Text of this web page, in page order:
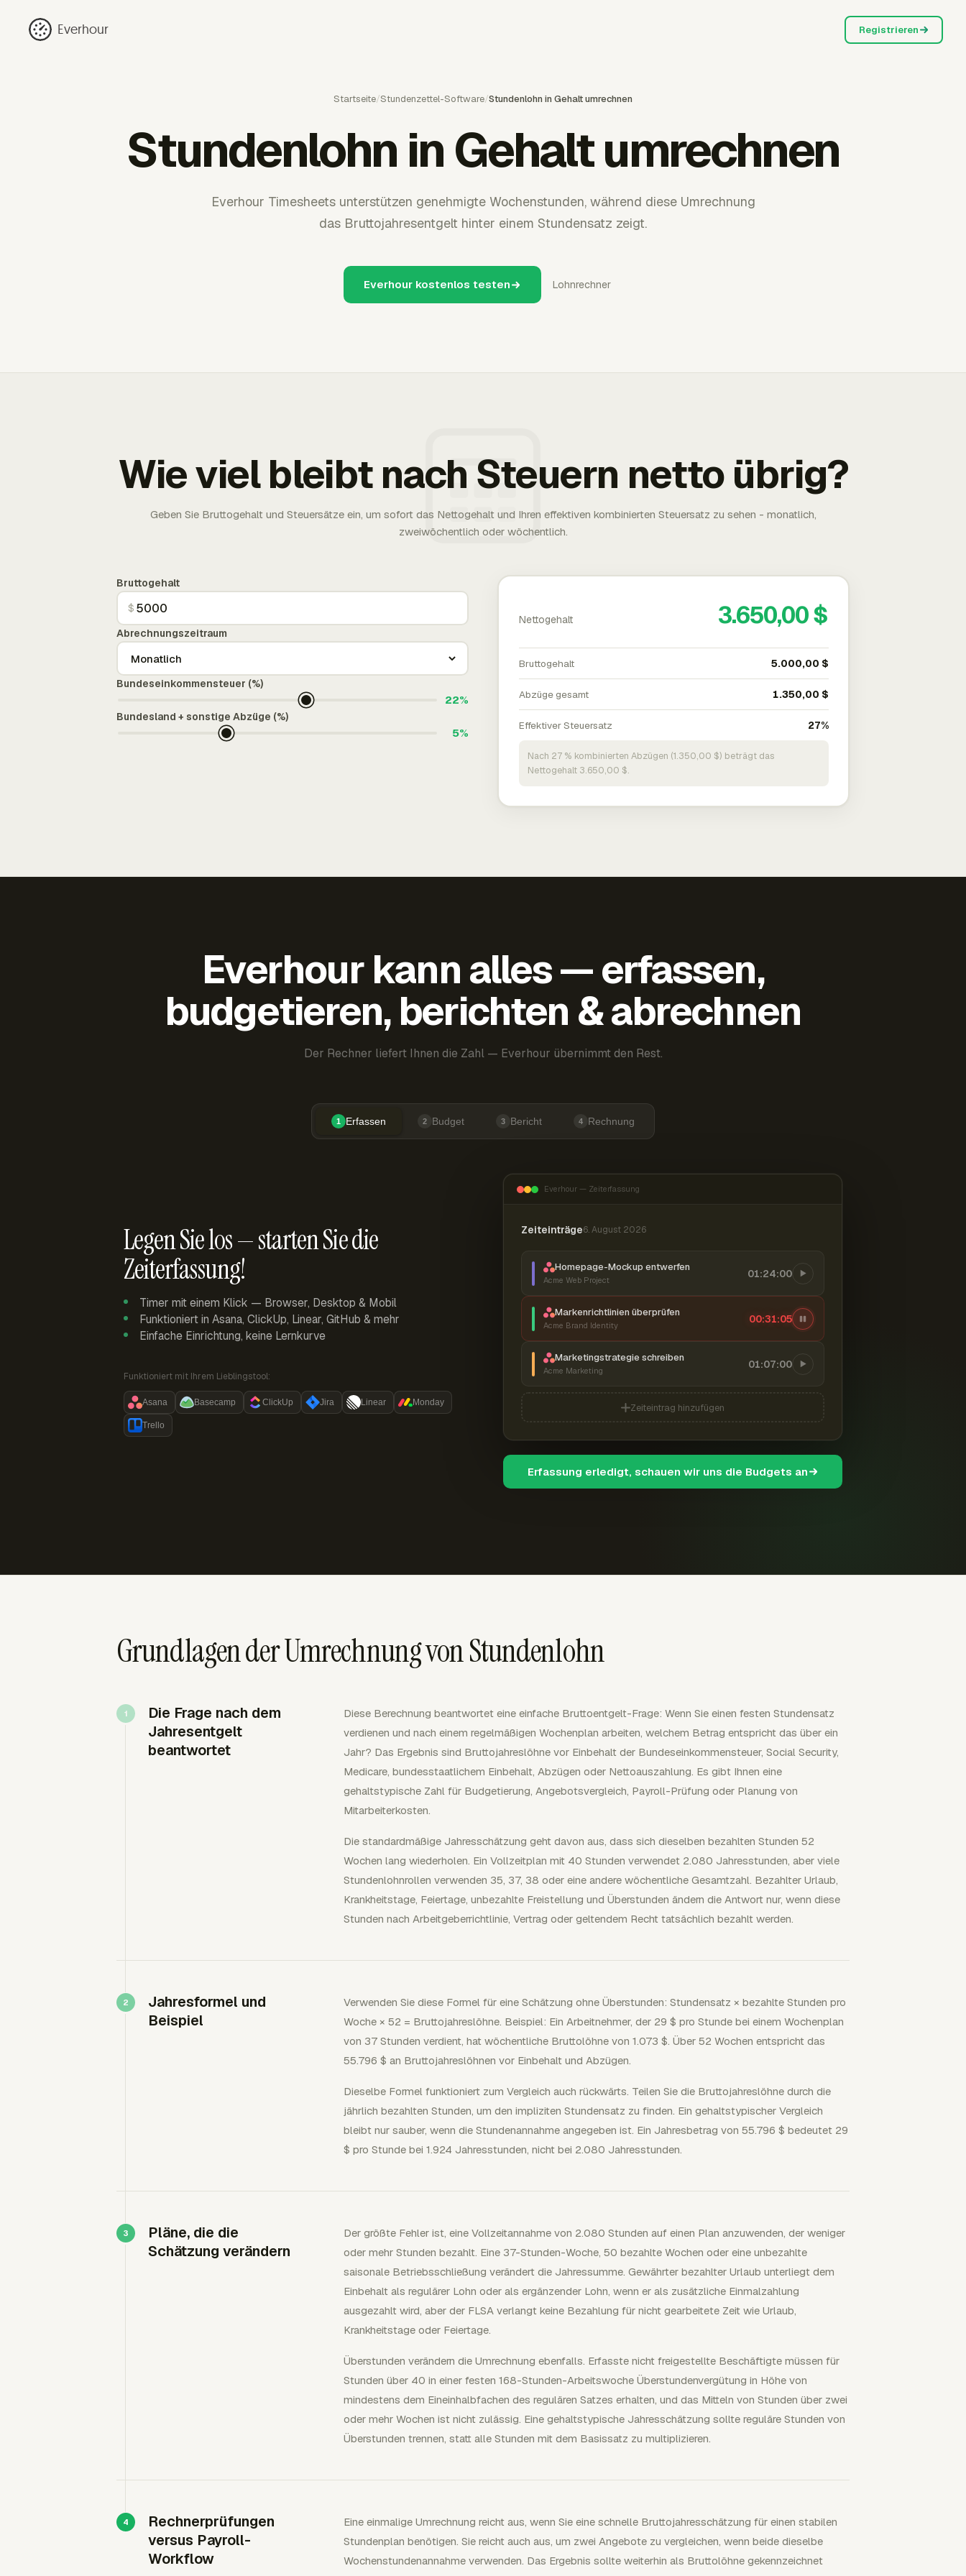
Everhour Registrieren
Startseite/Stundenzettel-Software/Stundenlohn in Gehalt umrechnen
Stundenlohn in Gehalt umrechnen
Everhour Timesheets unterstützen genehmigte Wochenstunden, während diese Umrechnung
das Bruttojahresentgelt hinter einem Stundensatz zeigt.
Everhour kostenlos testen Lohnrechner
Wie viel bleibt nach Steuern netto übrig?
Geben Sie Bruttogehalt und Steuersätze ein, um sofort das Nettogehalt und Ihren effektiven kombinierten Steuersatz zu sehen - monatlich,
zweiwöchentlich oder wöchentlich.
Bruttogehalt
$
Abrechnungszeitraum
Bundeseinkommensteuer (%)
22%
Bundesland + sonstige Abzüge (%)
5%
Nettogehalt 3.650,00 $
Bruttogehalt 5.000,00 $
Abzüge gesamt 1.350,00 $
Effektiver Steuersatz 27%
Nach 27 % kombinierten Abzügen (1.350,00 $) beträgt das
Nettogehalt 3.650,00 $.
Everhour kann alles — erfassen,
budgetieren, berichten & abrechnen
Der Rechner liefert Ihnen die Zahl — Everhour übernimmt den Rest.
1 Erfassen 2 Budget 3 Bericht 4 Rechnung
Legen Sie los — starten Sie die
Zeiterfassung!
Timer mit einem Klick — Browser, Desktop & Mobil
Funktioniert in Asana, ClickUp, Linear, GitHub & mehr
Einfache Einrichtung, keine Lernkurve
Funktioniert mit Ihrem Lieblingstool:
Asana Basecamp ClickUp Jira Linear Monday
Trello
Everhour — Zeiterfassung
Zeiteinträge6. August 2026
Homepage-Mockup entwerfen
Acme Web Project
01:24:00
Markenrichtlinien überprüfen
Acme Brand Identity
00:31:06
Marketingstrategie schreiben
Acme Marketing
01:07:00
Zeiteintrag hinzufügen
Erfassung erledigt, schauen wir uns die Budgets an
Grundlagen der Umrechnung von Stundenlohn
Die Frage nach dem
Jahresentgelt
beantwortet
Diese Berechnung beantwortet eine einfache Bruttoentgelt-Frage: Wenn Sie einen festen Stundensatz
verdienen und nach einem regelmäßigen Wochenplan arbeiten, welchem Betrag entspricht das über ein
Jahr? Das Ergebnis sind Bruttojahreslöhne vor Einbehalt der Bundeseinkommensteuer, Social Security,
Medicare, bundesstaatlichem Einbehalt, Abzügen oder Nettoauszahlung. Es gibt Ihnen eine
gehaltstypische Zahl für Budgetierung, Angebotsvergleich, Payroll-Prüfung oder Planung von
Mitarbeiterkosten.
Die standardmäßige Jahresschätzung geht davon aus, dass sich dieselben bezahlten Stunden 52
Wochen lang wiederholen. Ein Vollzeitplan mit 40 Stunden verwendet 2.080 Jahresstunden, aber viele
Stundenlohnrollen verwenden 35, 37, 38 oder eine andere wöchentliche Gesamtzahl. Bezahlter Urlaub,
Krankheitstage, Feiertage, unbezahlte Freistellung und Überstunden ändern die Antwort nur, wenn diese
Stunden nach Arbeitgeberrichtlinie, Vertrag oder geltendem Recht tatsächlich bezahlt werden.
Jahresformel und
Beispiel
Verwenden Sie diese Formel für eine Schätzung ohne Überstunden: Stundensatz × bezahlte Stunden pro
Woche × 52 = Bruttojahreslöhne. Beispiel: Ein Arbeitnehmer, der 29 $ pro Stunde bei einem Wochenplan
von 37 Stunden verdient, hat wöchentliche Bruttolöhne von 1.073 $. Über 52 Wochen entspricht das
55.796 $ an Bruttojahreslöhnen vor Einbehalt und Abzügen.
Dieselbe Formel funktioniert zum Vergleich auch rückwärts. Teilen Sie die Bruttojahreslöhne durch die
jährlich bezahlten Stunden, um den impliziten Stundensatz zu finden. Ein gehaltstypischer Vergleich
bleibt nur sauber, wenn die Stundenannahme angegeben ist. Ein Jahresbetrag von 55.796 $ bedeutet 29
$ pro Stunde bei 1.924 Jahresstunden, nicht bei 2.080 Jahresstunden.
Pläne, die die
Schätzung verändern
Der größte Fehler ist, eine Vollzeitannahme von 2.080 Stunden auf einen Plan anzuwenden, der weniger
oder mehr Stunden bezahlt. Eine 37-Stunden-Woche, 50 bezahlte Wochen oder eine unbezahlte
saisonale Betriebsschließung verändert die Jahressumme. Gewährter bezahlter Urlaub unterliegt dem
Einbehalt als regulärer Lohn oder als ergänzender Lohn, wenn er als zusätzliche Einmalzahlung
ausgezahlt wird, aber der FLSA verlangt keine Bezahlung für nicht gearbeitete Zeit wie Urlaub,
Krankheitstage oder Feiertage.
Überstunden verändern die Umrechnung ebenfalls. Erfasste nicht freigestellte Beschäftigte müssen für
Stunden über 40 in einer festen 168-Stunden-Arbeitswoche Überstundenvergütung in Höhe von
mindestens dem Eineinhalbfachen des regulären Satzes erhalten, und das Mitteln von Stunden über zwei
oder mehr Wochen ist nicht zulässig. Eine gehaltstypische Jahresschätzung sollte reguläre Stunden von
Überstunden trennen, statt alle Stunden mit dem Basissatz zu multiplizieren.
Rechnerprüfungen
versus Payroll-
Workflow
Eine einmalige Umrechnung reicht aus, wenn Sie eine schnelle Bruttojahresschätzung für einen stabilen
Stundenplan benötigen. Sie reicht auch aus, um zwei Angebote zu vergleichen, wenn beide dieselbe
Wochenstundenannahme verwenden. Das Ergebnis sollte weiterhin als Bruttolöhne gekennzeichnet